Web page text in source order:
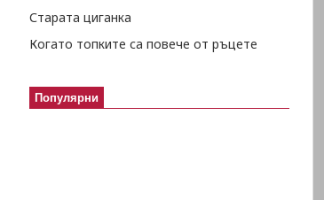
Старата циганка
Когато топките са повече от ръцете
Популярни